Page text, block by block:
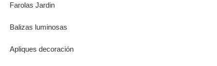
Farolas Jardin
Balizas luminosas
Apliques decoración